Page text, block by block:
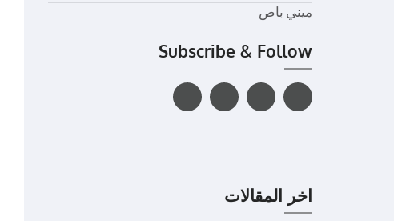
ميني باص
Subscribe & Follow
اخر المقالات